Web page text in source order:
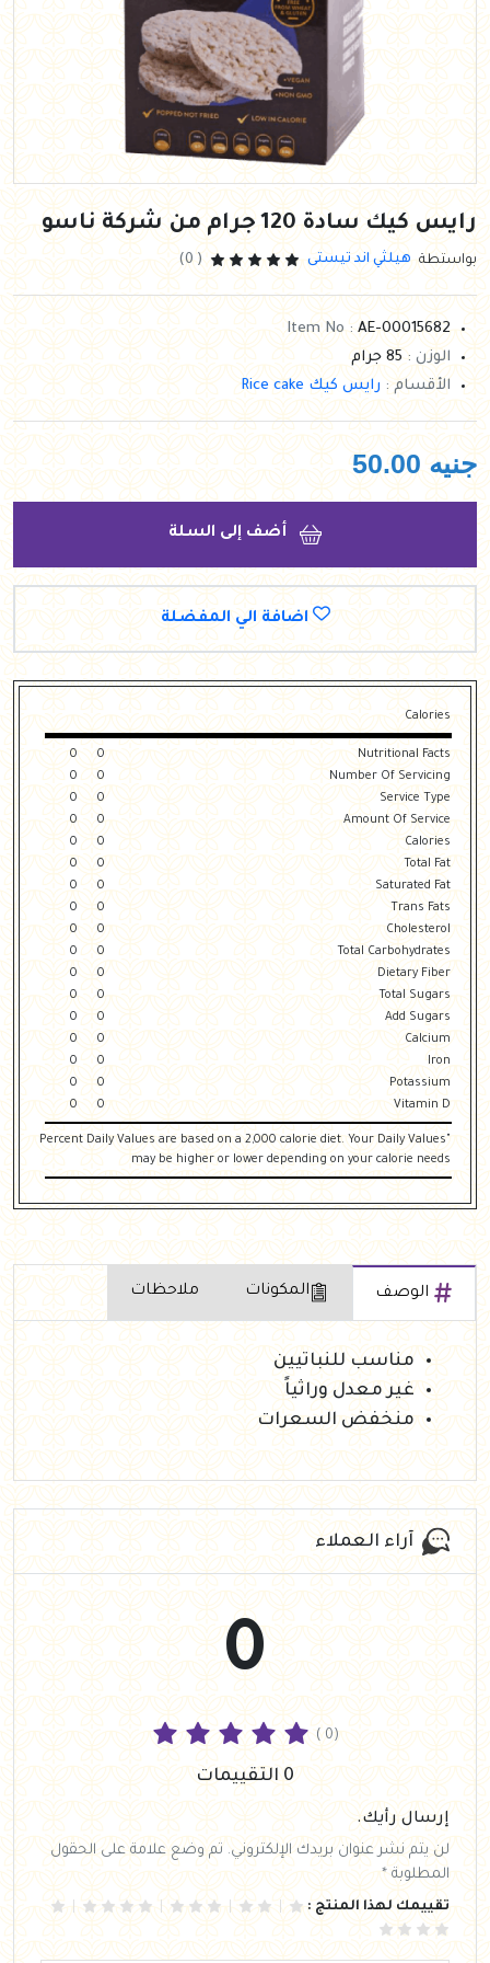
رايس كيك سادة 120 جرام من شركة ناسو
بواستطة هيلثي اند تيستى ( 0)
Item No :AE-00015682
الوزن : 85 جرام
الأقسام : رايس كيك Rice cake
جنيه 50.00
أضف إلى السلة
اضافة الي المفضلة
Calories
Nutritional Facts
0
0
Number Of Servicing
0
0
Service Type
0
0
Amount Of Service
0
0
Calories
0
0
Total Fat
0
0
Saturated Fat
0
0
Trans Fats
0
0
Cholesterol
0
0
Total Carbohydrates
0
0
Dietary Fiber
0
0
Total Sugars
0
0
Add Sugars
0
0
Calcium
0
0
Iron
0
0
Potassium
0
0
Vitamin D
0
0
"Percent Daily Values are based on a 2,000 calorie diet. Your Daily Values
may be higher or lower depending on your calorie needs
الوصف المكونات ملاحظات
مناسب للنباتيين
غير معدل وراثياً
منخفض السعرات
آراء العملاء
0
( 0)
0 التقييمات
إرسال رأيك.
لن يتم نشر عنوان بريدك الإلكتروني. تم وضع علامة على الحقول
المطلوبة *
تقييمك لهذا المنتج :